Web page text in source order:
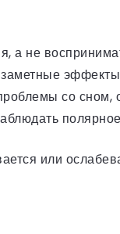
а не
со
или